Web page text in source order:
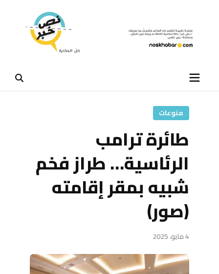
منوعات
طائرة ترامب
الرئاسية… طراز فخم
شبيه بمقر إقامته
(صور)
4 مايو، 2025